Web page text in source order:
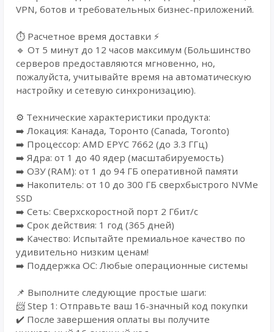
VPN, ботов и требовательных бизнес-приложений.
⏱️ Расчетное время доставки ⚡
🔹 От 5 минут до 12 часов максимум (Большинство
серверов предоставляются мгновенно, но,
пожалуйста, учитывайте время на автоматическую
настройку и сетевую синхронизацию).
⚙️ Технические характеристики продукта:
➡️ Локация: Канада, Торонто (Canada, Toronto)
➡️ Процессор: AMD EPYC 7662 (до 3.3 ГГц)
➡️ Ядра: от 1 до 40 ядер (масштабируемость)
➡️ ОЗУ (RAM): от 1 до 94 ГБ оперативной памяти
➡️ Накопитель: от 10 до 300 ГБ сверхбыстрого NVMe
SSD
➡️ Сеть: Сверхскоростной порт 2 Гбит/с
➡️ Срок действия: 1 год (365 дней)
➡️ Качество: Испытайте премиальное качество по
удивительно низким ценам!
➡️ Поддержка ОС: Любые операционные системы
📌 Выполните следующие простые шаги:
📨 Step 1: Отправьте ваш 16-значный код покупки
✔️ После завершения оплаты вы получите